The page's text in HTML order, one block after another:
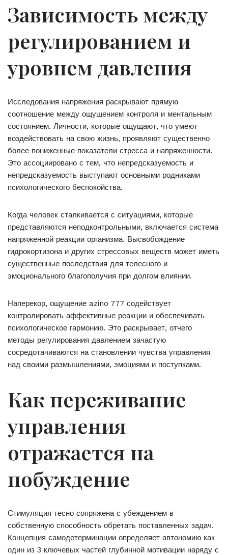
Зависимость между
регулированием и
уровнем давления
Исследования напряжения раскрывают прямую
соотношение между ощущением контроля и ментальным
состоянием. Личности, которые ощущают, что умеют
воздействовать на свою жизнь, проявляют существенно
более пониженные показатели стресса и напряженности.
Это ассоциировано с тем, что непредсказуемость и
непредсказуемость выступают основными родниками
психологического беспокойства.
Когда человек сталкивается с ситуациями, которые
представляются неподконтрольными, включается система
напряженной реакции организма. Высвобождение
гидрокортизона и других стрессовых веществ может иметь
существенные последствия для телесного и
эмоционального благополучия при долгом влиянии.
Наперекор, ощущение azino 777 содействует
контролировать аффективные реакции и обеспечивать
психологическое гармонию. Это раскрывает, отчего
методы регулирования давлением зачастую
сосредотачиваются на становлении чувства управления
над своими размышлениями, эмоциями и поступками.
Как переживание
управления
отражается на
побуждение
Стимуляция тесно сопряжена с убеждением в
собственную способность обретать поставленных задач.
Концепция самодетерминации определяет автономию как
один из 3 ключевых частей глубинной мотивации наряду с